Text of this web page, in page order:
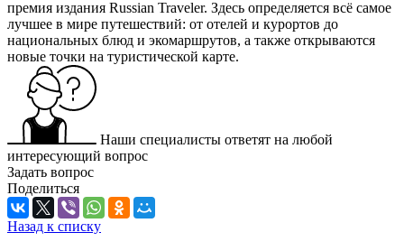
премия издания Russian Traveler. Здесь определяется всё самое
лучшее в мире путешествий: от отелей и курортов до
национальных блюд и экомаршрутов, а также открываются
новые точки на туристической карте.
Наши специалисты ответят на любой
интересующий вопрос
Задать вопрос
Поделиться
Назад к списку